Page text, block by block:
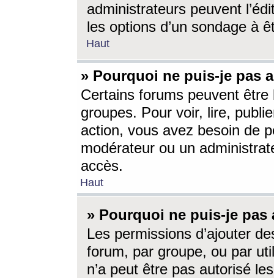
administrateurs peuvent
les options d’un sondage à
Haut
» Pourquoi ne puis-je pas
Certains forums peuvent être
groupes. Pour voir, lire,
action, vous avez besoin de
modérateur ou un
accès.
Haut
» Pourquoi ne puis-je
Les permissions d’ajouter
forum, par groupe, ou par
n’a peut être pas autorisé